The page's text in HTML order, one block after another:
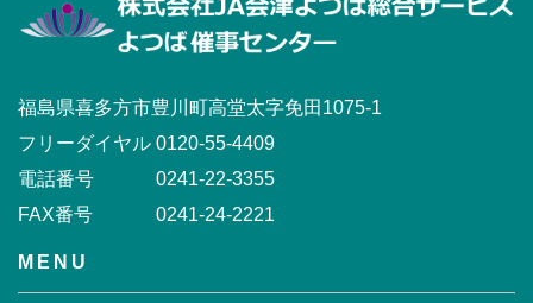
福島県喜多方市豊川町高堂太字免田1075-1
フリーダイヤル 0120-55-4409
電話番号
0241-22-3355
FAX番号
0241-24-2221
MENU